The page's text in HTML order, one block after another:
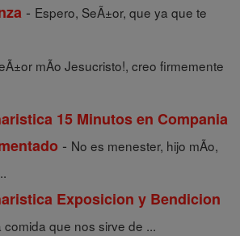
- Espero, SeÃ±or, que ya que te
mÃ­o Jesucristo!, creo firmemente
15 Minutos en Compania
- No es menester, hijo mÃ­o,
Exposicion y Bendicion
que nos sirve de ...